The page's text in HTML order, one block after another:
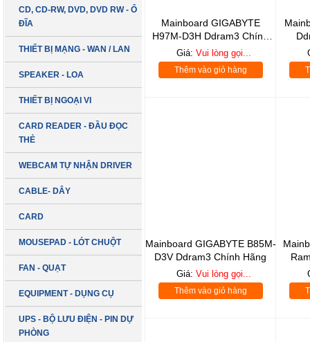
CD, CD-RW, DVD, DVD RW - Ổ
ĐĨA
THIẾT BỊ MẠNG - WAN / LAN
SPEAKER - LOA
THIẾT BỊ NGOẠI VI
CARD READER - ĐẦU ĐỌC
THẺ
WEBCAM TỰ NHẬN DRIVER
CABLE- DÂY
CARD
MOUSEPAD - LÓT CHUỘT
FAN - QUẠT
EQUIPMENT - DỤNG CỤ
UPS - BỘ LƯU ĐIỆN - PIN DỰ
PHÒNG
Mainboard GIGABYTE
H97M-D3H Ddram3 Chính
Hãng
Giá:Vui lòng gọi...
Thêm vào giỏ hàng
Mainboard GIGABYTE B85M-
D3V Ddram3 Chính Hãng
Giá:Vui lòng gọi...
Thêm vào giỏ hàng